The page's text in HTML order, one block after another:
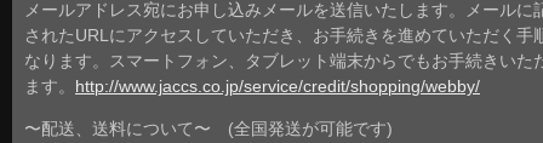
メールアドレス宛にお申し込みメールを送信いたします。メールに
されたURLにアクセスしていただき、お手続きを進めていただく手
なります。スマートフォン、タブレット端末からでもお手続きいた
ます。
http://www.jaccs.co.jp/service/credit/shopping/webby/
〜配送、送料について〜 (全国発送が可能です)